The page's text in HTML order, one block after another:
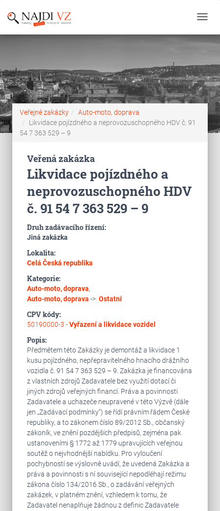
Veřejné zakázky
Auto-moto, doprava
Likvidace pojízdného a neprovozuschopného HDV č. 91
54 7 363 529 – 9
Veřená zakázka
Likvidace pojízdného a
neprovozuschopného HDV
č. 91 54 7 363 529 – 9
Druh zadávacího řízení:
Jiná zakázka
Lokalita:
Celá Česká republika
Kategorie:
Auto-moto, doprava,
Auto-moto, doprava -> Ostatní
CPV kódy:
50190000-3 -Vyřazení a likvidace vozidel
Popis:
Předmětem této Zakázky je demontáž a likvidace 1
kusu pojízdného, nepřepravitelného hnacího drážního
vozidla č. 91 54 7 363 529 – 9. Zakázka je financována
z vlastních zdrojů Zadavatele bez využití dotací či
jiných zdrojů veřejných financí. Práva a povinnosti
Zadavatele a uchazeče neupravené v této Výzvě (dále
jen „Zadávací podmínky“) se řídí právním řádem České
republiky, a to zákonem číslo 89/2012 Sb., občanský
zákoník, ve znění pozdějších předpisů, zejména pak
ustanoveními § 1772 až 1779 upravujících veřejnou
soutěž o nejvhodnější nabídku. Pro vyloučení
pochybností se výslovně uvádí, že uvedená Zakázka a
práva a povinnosti s ní související nepodléhají režimu
zákona číslo 134/2016 Sb., o zadávání veřejných
zakázek, v platném znění, vzhledem k tomu, že
Zadavatel nenaplňuje žádnou z definic Zadavatele